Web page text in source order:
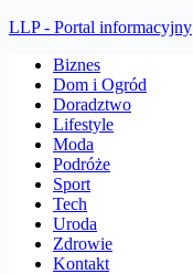
LLP - Portal informacyjny
Biznes
Dom i Ogród
Doradztwo
Lifestyle
Moda
Podróże
Sport
Tech
Uroda
Zdrowie
Kontakt